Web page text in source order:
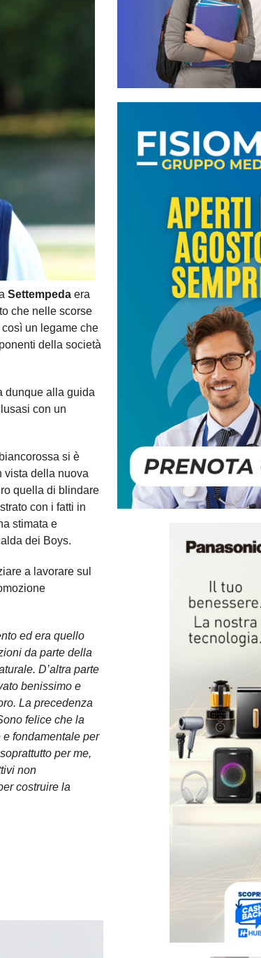
Settempeda era
che nelle scorse
un legame che
della società
dunque alla guida
con un
si è
vista della nuova
quella di blindare
con i fatti in
stimata e
dei Boys.
a lavorare sul
ed era quello
da parte della
D’altra parte
benissimo e
La precedenza
felice che la
fondamentale per
per me,
non
costruire la